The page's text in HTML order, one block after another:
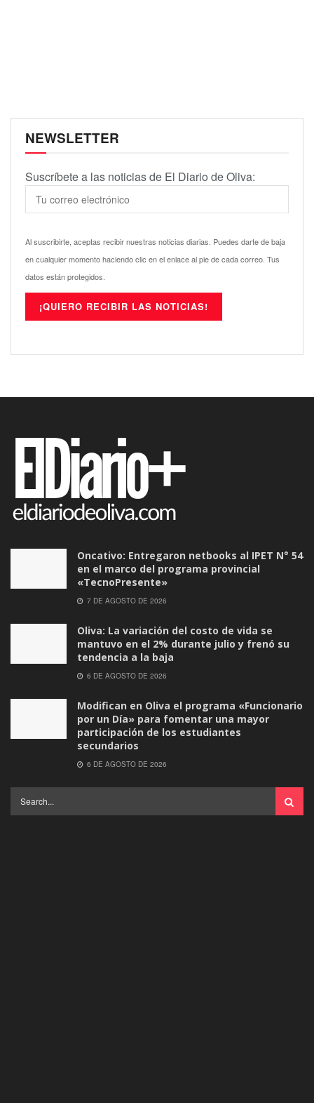
NEWSLETTER
Suscríbete a las noticias de El Diario de Oliva:
Al suscribirte, aceptas recibir nuestras noticias diarias. Puedes darte de baja
en cualquier momento haciendo clic en el enlace al pie de cada correo. Tus
datos están protegidos.
Oncativo: Entregaron netbooks al IPET N° 54
en el marco del programa provincial
«TecnoPresente»
7 DE AGOSTO DE 2026
Oliva: La variación del costo de vida se
mantuvo en el 2% durante julio y frenó su
tendencia a la baja
6 DE AGOSTO DE 2026
Modifican en Oliva el programa «Funcionario
por un Día» para fomentar una mayor
participación de los estudiantes
secundarios
6 DE AGOSTO DE 2026